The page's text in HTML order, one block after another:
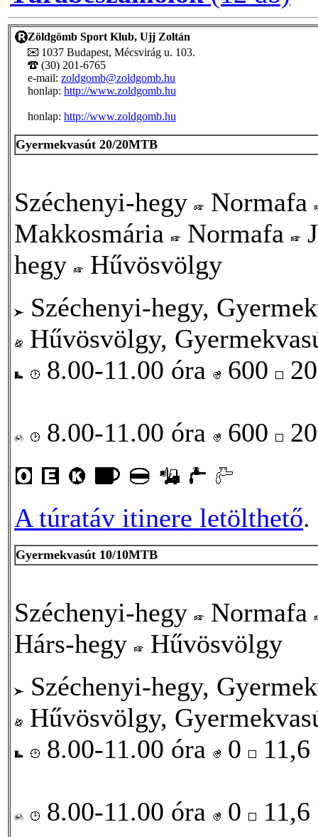
Zöldgömb Sport Klub, Ujj Zoltán
1037 Budapest, Mécsvirág u. 103.
(30) 201-6765
e-mail: zoldgomb@zoldgomb.hu
honlap: http://www.zoldgomb.hu
honlap: http://www.zoldgomb.hu
Gyermekvasút 20/20MTB
Széchenyi-hegy
Normafa
Makkosmária
Normafa
hegy
Hűvösvölgy
Széchenyi-hegy,
Hűvösvölgy,
8.00-11.00 óra
600
8.00-11.00 óra 600
A túratáv itinere letölthető.
Gyermekvasút 10/10MTB
Széchenyi-hegy
Normafa
Hárs-hegy
Hűvösvölgy
Széchenyi-hegy,
Hűvösvölgy,
8.00-11.00 óra
0
8.00-11.00 óra 0